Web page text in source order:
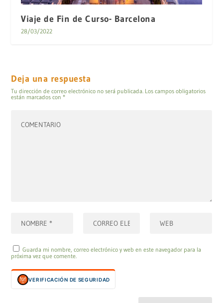
Viaje de Fin de Curso- Barcelona
28/03/2022
Deja una respuesta
Tu dirección de correo electrónico no será publicada. Los campos obligatorios
están marcados con*
Guarda mi nombre, correo electrónico y web en este navegador para la
próxima vez que comente.
VERIFICACIÓN DE SEGURIDAD